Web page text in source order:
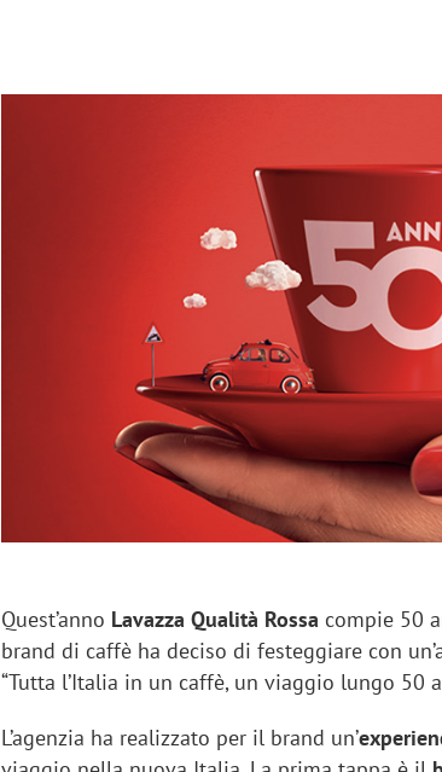
Quest’anno Lavazza Qualità Rossa compie 50
brand di caffè ha deciso di festeggiare con
“Tutta l’Italia in un caffè, un viaggio lungo 50
L’agenzia ha realizzato per il brand un’
Perez, Samsung Ads: «L'Italia è un
mercato strategico e continuerà a
crescere»